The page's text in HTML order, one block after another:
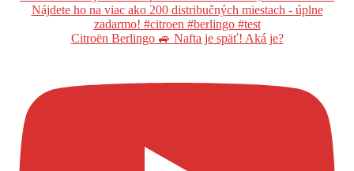
Citroën Berlingo 🚙 Nafta je späť! Aká je?